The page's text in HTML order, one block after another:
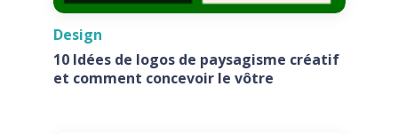
Design
10 Idées de logos de paysagisme créatif
et comment concevoir le vôtre